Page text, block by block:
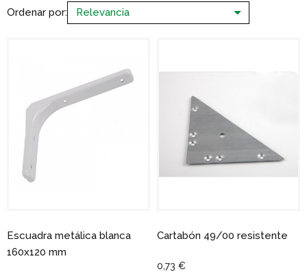
Ordenar por:
Escuadra metálica blanca
160x120 mm
Cartabón 49/00 resistente
0,73 €